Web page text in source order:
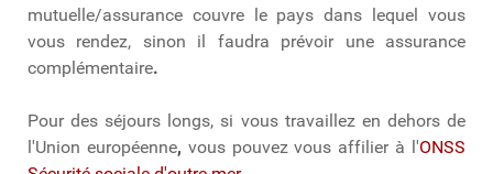
mutuelle/assurance couvre le pays dans lequel vous
vous rendez, sinon il faudra prévoir une assurance
complémentaire.
Pour des séjours longs, si vous travaillez en dehors de
l'Union européenne, vous pouvez vous affilier à l'ONSS